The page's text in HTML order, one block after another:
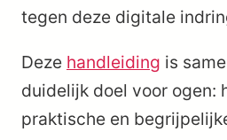
tegen deze digitale
Deze handleiding is
duidelijk doel voor ogen:
praktische en